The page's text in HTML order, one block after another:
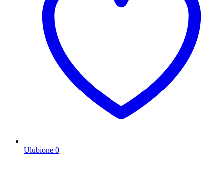
Ulubione 0